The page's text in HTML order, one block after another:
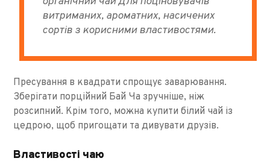
витриманих, ароматних, насичених
сортів з корисними властивостями.
Пресування в квадрати спрощує заварювання.
Зберігати порційний Бай Ча зручніше, ніж
розсипний. Крім того, можна купити білий чай із
цедрою, щоб пригощати та дивувати друзів.
Властивості чаю